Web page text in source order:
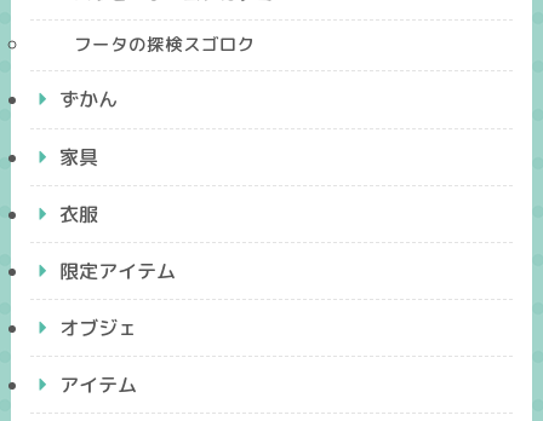
フータの探検スゴロク
ずかん
家具
衣服
限定アイテム
オブジェ
アイテム